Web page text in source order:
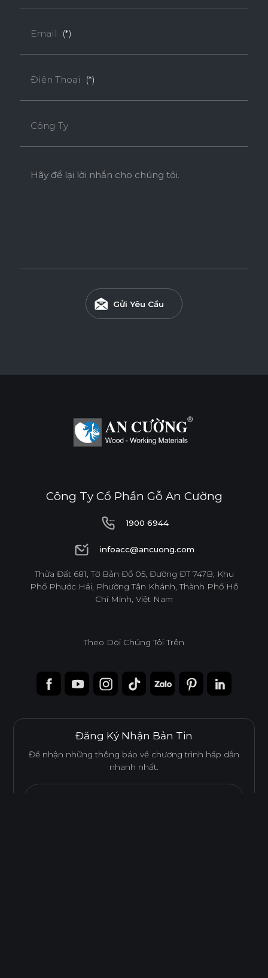
Email (*)
Điện Thoại (*)
Công Ty
Hãy để lại lời nhắn cho chúng tôi.
Gửi Yêu Cầu
Công Ty Cổ Phần Gỗ An Cường
1900 6944
1900 6944
infoacc@ancuong.com
infoacc@ancuong.com
Thửa Đất 681, Tờ Bản Đồ 05, Đường ĐT 747B, Khu
Phố Phước Hải, Phường Tân Khánh, Thành Phố Hồ
Chí Minh, Việt Nam
Theo Dõi Chúng Tôi Trên
Đăng Ký Nhận Bản Tin
Để nhận những thông báo về chương trình hấp dẫn
nhanh nhất.